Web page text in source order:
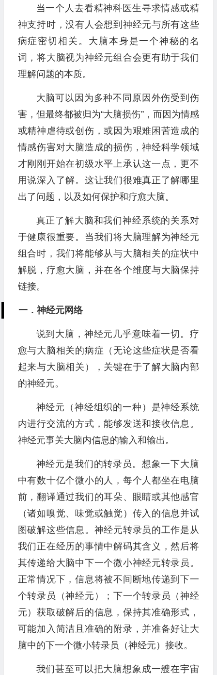
当一个人去看精神科医生寻求情感或精
神支持时，没有人会想到神经元与所有这些
病症密切相关。大脑本身是一个神秘的名
词，将大脑视为神经元组合会更有助于我们
理解问题的本质。
大脑可以因为多种不同原因外伤受到伤
害，但最终都被归为“大脑损伤”，而因为情感
或精神虐待或创伤，或因为艰难困苦造成的
情感伤害对大脑造成的损伤，神经科学领域
才刚刚开始在初级水平上承认这一点，更不
用说深入了解。这让我们很难真正了解哪里
出了问题，以及如何保护和疗愈大脑。
真正了解大脑和我们神经系统的关系对
于健康很重要。当我们将大脑理解为神经元
组合时，我们将能够从与大脑相关的症状中
解脱，疗愈大脑，并在各个维度与大脑保持
链接。
一．神经元网络
说到大脑，神经元几乎意味着一切。疗
愈与大脑相关的病症（无论这些症状是否看
起来与大脑相关），关键在于了解大脑内部
的神经元。
神经元（神经组织的一种）是神经系统
内进行交流的方式，能够发送和接收信息。
神经元事关大脑内信息的输入和输出。
神经元是我们的转录员。想象一下大脑
中有数十亿个微小的人，每个人都坐在电脑
前，翻译通过我们的耳朵、眼睛或其他感官
（诸如嗅觉、味觉或触觉）传入的信息并试
图破解这些信息。神经元转录员的工作是从
我们正在经历的事情中解码其含义，然后将
其传递给大脑中下一个微小神经元转录员。
正常情况下，信息将被不间断地传递到下一
个转录员（神经元）；下一个转录员（神经
元）获取破解后的信息，保持其准确形式，
可能加入简洁且准确的附录，并准备好让大
脑中的下一个微小转录员（神经元）接收。
我们甚至可以把大脑想象成一艘在宇宙